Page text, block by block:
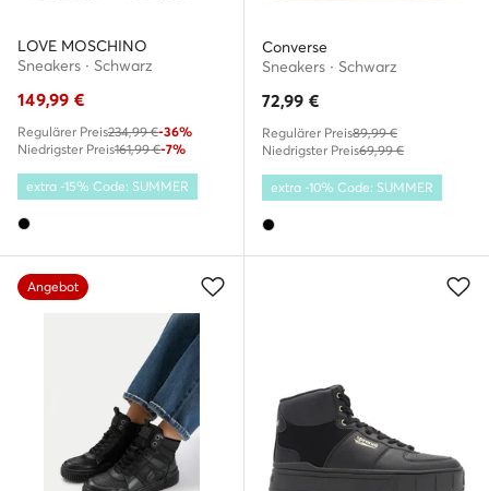
LOVE MOSCHINO
Sneakers · Schwarz
149,99 €
Regulärer Preis234,99 €-36%
Niedrigster Preis161,99 €-7%
extra -15% Code: SUMMER
Converse
Sneakers · Schwarz
72,99 €
Regulärer Preis89,99 €
Niedrigster Preis69,99 €
extra -10% Code: SUMMER
Angebot